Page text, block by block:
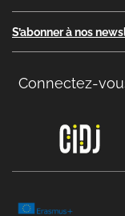
S’abonner à nos
Connectez-